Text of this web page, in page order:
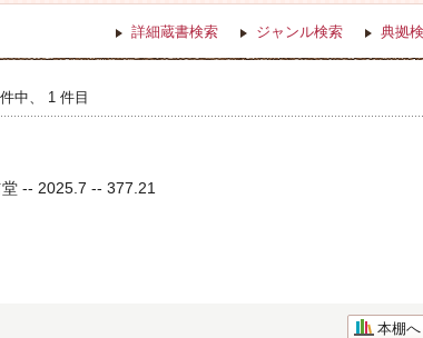
詳細蔵書検索 ジャンル検索 典拠
中、 1 件目
-- 2025.7 -- 377.21
本棚へ